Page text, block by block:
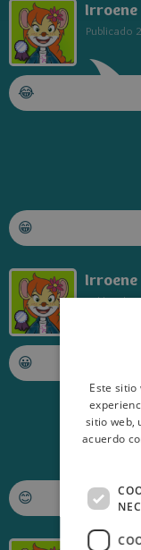
Irroene
Publicado
😂
😁
Irroene
Publicado
😀
😊
Este
sitio web,
acuerdo